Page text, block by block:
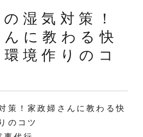
湿気対策！
に教わる快
境作りのコ
策！家政婦さんに教わる快
のコツ